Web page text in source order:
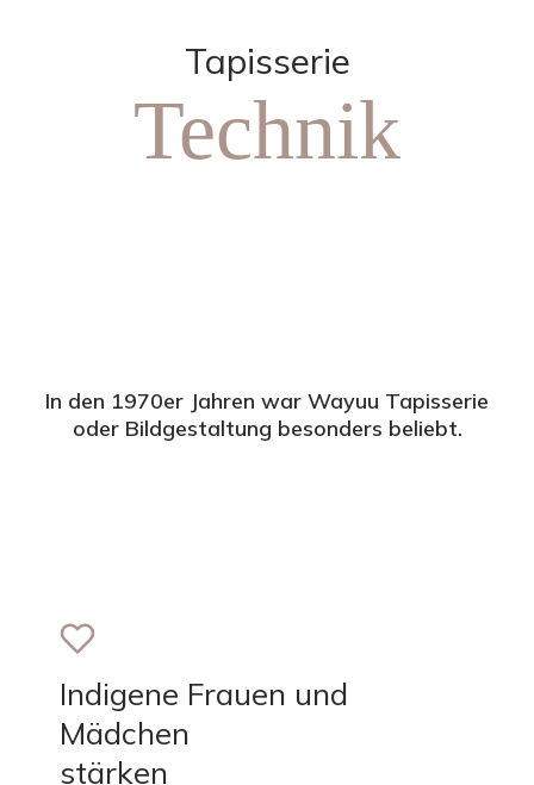
Tapisserie
Technik
In den 1970er Jahren war Wayuu Tapisserie
oder Bildgestaltung besonders beliebt.
Indigene Frauen und
Mädchen
stärken